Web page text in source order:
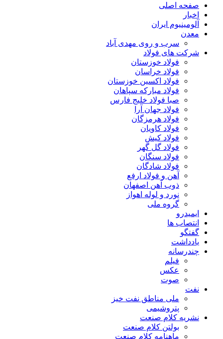
صفحه اصلی
اخبار
آلومینیوم ایران
معدن
سرب و روی مهدی آباد
شرکت های فولاد
فولاد خوزستان
فولاد خراسان
فولاد اکسین خوزستان
فولاد مبارکه سپاهان
صبا فولاد خلیج فارس
فولاد جهان آرا
فولاد هرمزگان
فولاد کاویان
فولاد کیش
فولاد گل گهر
فولاد سنگان
فولاد شادگان
آهن و فولاد ارفع
ذوب آهن اصفهان
نورد و لوله اهواز
گروه ملی
ایمیدرو
انتصاب ها
گفتگو
یادداشت
چندرسانه
فیلم
عکس
صوت
نفت
ملی مناطق نفت خیز
پتروشیمی
نشریه کلام صنعت
بولتن کلام صنعت
ماهنامه کلام صنعت